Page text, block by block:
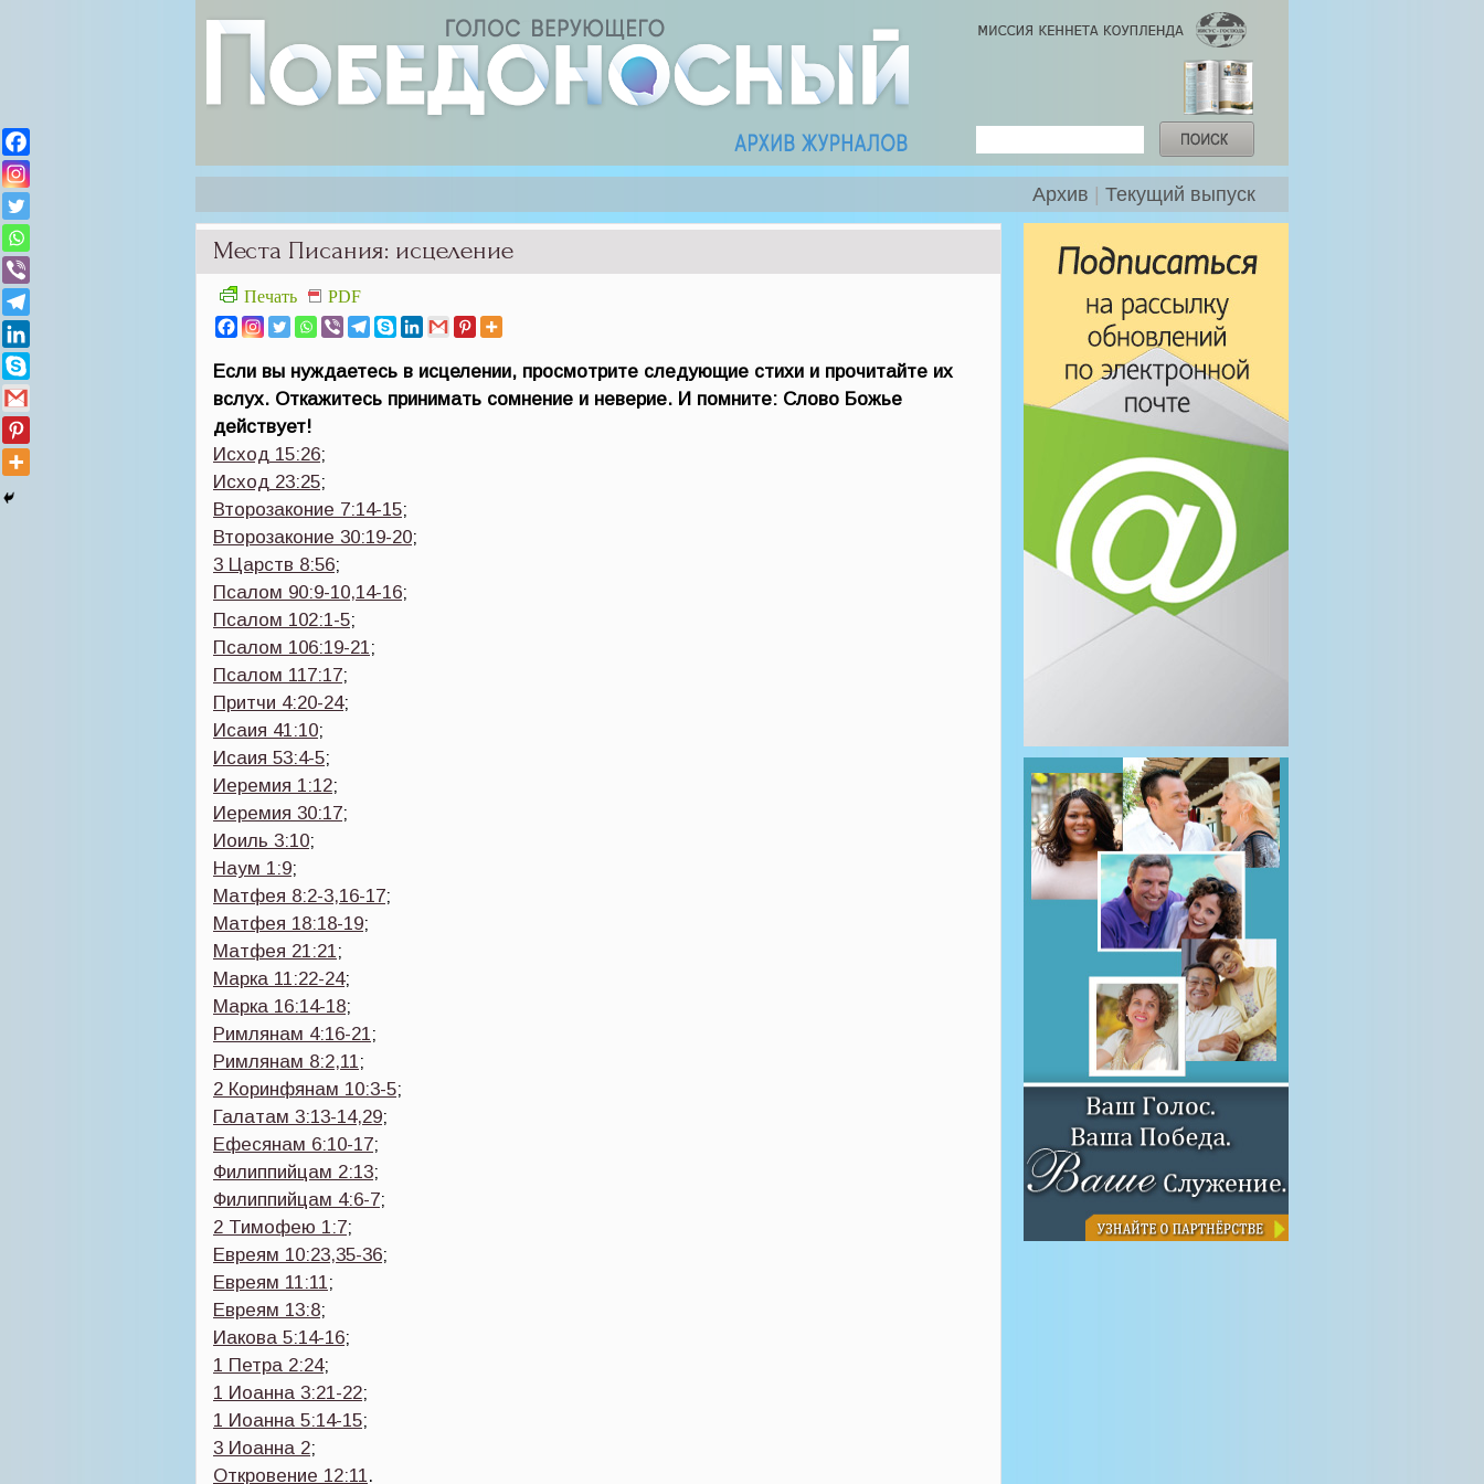
Архив Текущий выпуск
Места Писания: исцеление
Печать PDF
Если вы нуждаетесь в исцелении, просмотрите следующие стихи и прочитайте их
вслух. Откажитесь принимать сомнение и неверие. И помните: Слово Божье
действует!
Исход 15:26;
Исход 23:25;
Второзаконие 7:14-15;
Второзаконие 30:19-20;
3 Царств 8:56;
Псалом 90:9-10,14-16;
Псалом 102:1-5;
Псалом 106:19-21;
Псалом 117:17;
Притчи 4:20-24;
Исаия 41:10;
Исаия 53:4-5;
Иеремия 1:12;
Иеремия 30:17;
Иоиль 3:10;
Наум 1:9;
Матфея 8:2-3,16-17;
Матфея 18:18-19;
Матфея 21:21;
Марка 11:22-24;
Марка 16:14-18;
Римлянам 4:16-21;
Римлянам 8:2,11;
2 Коринфянам 10:3-5;
Галатам 3:13-14,29;
Ефесянам 6:10-17;
Филиппийцам 2:13;
Филиппийцам 4:6-7;
2 Тимофею 1:7;
Евреям 10:23,35-36;
Евреям 11:11;
Евреям 13:8;
Иакова 5:14-16;
1 Петра 2:24;
1 Иоанна 3:21-22;
1 Иоанна 5:14-15;
3 Иоанна 2;
Откровение 12:11.